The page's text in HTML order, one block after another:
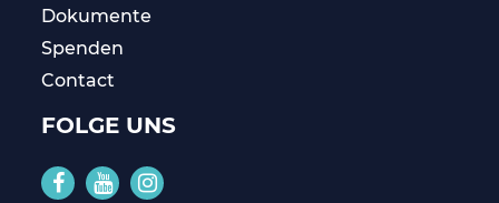
Dokumente
Spenden
Contact
FOLGE UNS